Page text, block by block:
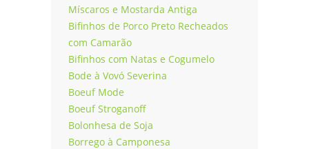
Míscaros e Mostarda Antiga
Bifinhos de Porco Preto Recheados
com Camarão
Bifinhos com Natas e Cogumelo
Bode à Vovó Severina
Boeuf Mode
Boeuf Stroganoff
Bolonhesa de Soja
Borrego à Camponesa